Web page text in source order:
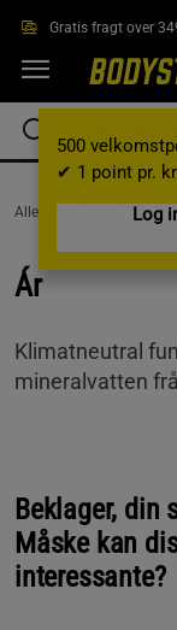
Gratis fragt over
500
✔ 1 point pr.
Log
AlleVaremærker / Ár
Ár
Klimatneutral
mineralvatten
Beklager, din
Måske kan
interessante?